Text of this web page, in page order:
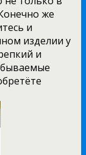
же
и
изделии у
и